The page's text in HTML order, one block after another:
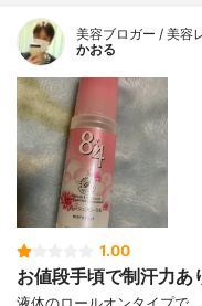
美容ブロガー / 美容
かおる
1.00
お値段手頃で制汗力あ